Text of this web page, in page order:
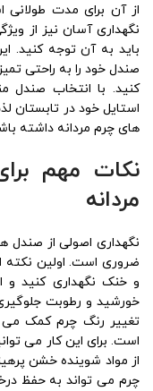
از آن برای مدت طولانی
نگهداری آسان نیز از
باید به آن توجه کنید.
صندل خود را به راحتی
کنید. با انتخاب صندل
استایل خود در تابستان
های چرم مردانه داشته
نکات مهم
مردانه
نگهداری اصولی از صندل
ضروری است. اولین
و خنک نگهداری کنید و
خورشید و رطوبت
تغییر رنگ چرم کمک می‌
است. برای این کار می‌
از مواد شوینده خشن
چرم می‌ تواند به حفظ